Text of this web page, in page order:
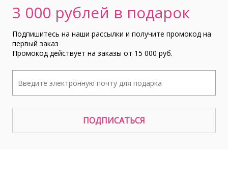
3 000 рублей в подарок
Подпишитесь на наши рассылки и получите промокод на
первый заказ
Промокод действует на заказы от 15 000 руб.
ПОДПИСАТЬСЯ